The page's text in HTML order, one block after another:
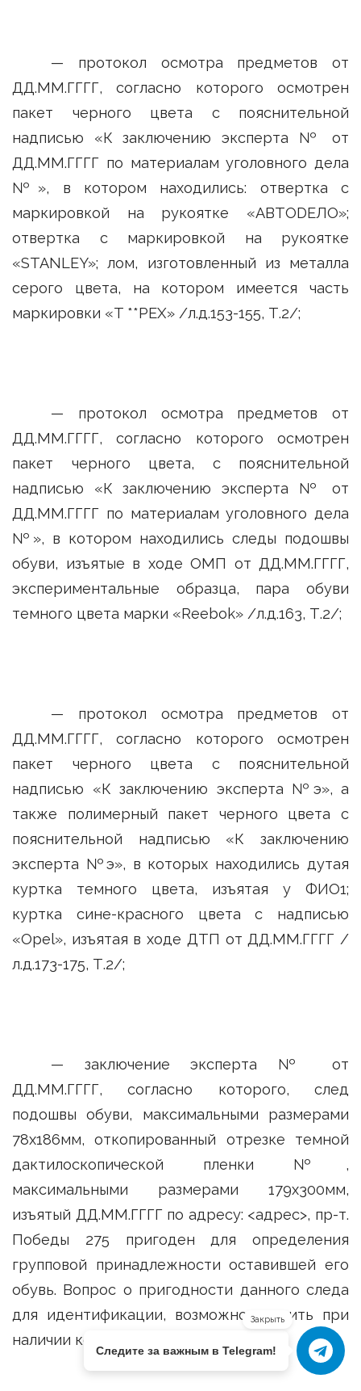
— протокол осмотра предметов от
ДД.ММ.ГГГГ, согласно которого осмотрен
пакет черного цвета с пояснительной
надписью «К заключению эксперта № от
ДД.ММ.ГГГГ по материалам уголовного дела
№», в котором находились: отвертка с
маркировкой на рукоятке «АВТОDЕЛО»;
отвертка с маркировкой на рукоятке
«STANLEY»; лом, изготовленный из металла
серого цвета, на котором имеется часть
маркировки «T **PEX» /л.д.153-155, Т.2/;
— протокол осмотра предметов от
ДД.ММ.ГГГГ, согласно которого осмотрен
пакет черного цвета, с пояснительной
надписью «К заключению эксперта № от
ДД.ММ.ГГГГ по материалам уголовного дела
№», в котором находились следы подошвы
обуви, изъятые в ходе ОМП от ДД.ММ.ГГГГ,
экспериментальные образца, пара обуви
темного цвета марки «Reebok» /л.д.163, Т.2/;
— протокол осмотра предметов от
ДД.ММ.ГГГГ, согласно которого осмотрен
пакет черного цвета с пояснительной
надписью «К заключению эксперта №э», а
также полимерный пакет черного цвета с
пояснительной надписью «К заключению
эксперта №э», в которых находились дутая
куртка темного цвета, изъятая у ФИО1;
куртка сине-красного цвета с надписью
«Opel», изъятая в ходе ДТП от ДД.ММ.ГГГГ /
л.д.173-175, Т.2/;
— заключение эксперта № от
ДД.ММ.ГГГГ, согласно которого, след
подошвы обуви, максимальными размерами
78х186мм, откопированный отрезке темной
дактилоскопической пленки №,
максимальными размерами 179х300мм,
изъятый ДД.ММ.ГГГГ по адресу: <адрес>, пр-т.
Победы 275 пригоден для определения
групповой принадлежности оставившей его
обувь. Вопрос о пригодности данного следа
для идентификации, возможно, решить при
наличии конкретных образцов обуви.
Закрыть
Следите за важным в Telegram!